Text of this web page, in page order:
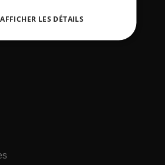
AFFICHER LES DÉTAILS
nécessaires